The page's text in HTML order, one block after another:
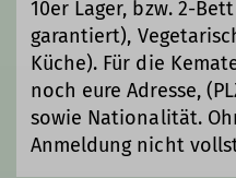
Touren von
Unser aktuelles
hier.
2026.pdf
10er Lager, bzw. 2-
garantiert),
Küche). Für die
noch eure Adresse,
sowie Nationalität.
Anmeldung nicht